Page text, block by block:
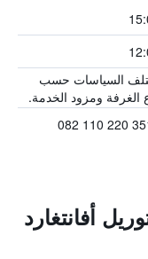
السياسات حسب
الغرفة ومزود الخدمة.
أفانتغارد